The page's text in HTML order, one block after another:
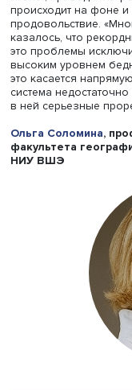
Профессор
экономики
консенсус-
ожидается
после роста на
при этом может
с 2,6% в среднем
промышленного
после роста на
остановка», —
что на
внесла свою
будет: фьючерсы
побили все
Николай Куричев
сельского
гибнет, приводя
происходит на
продовольствие.
казалось, что
это проблемы